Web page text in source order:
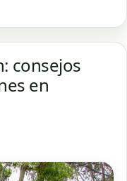
consejos
en